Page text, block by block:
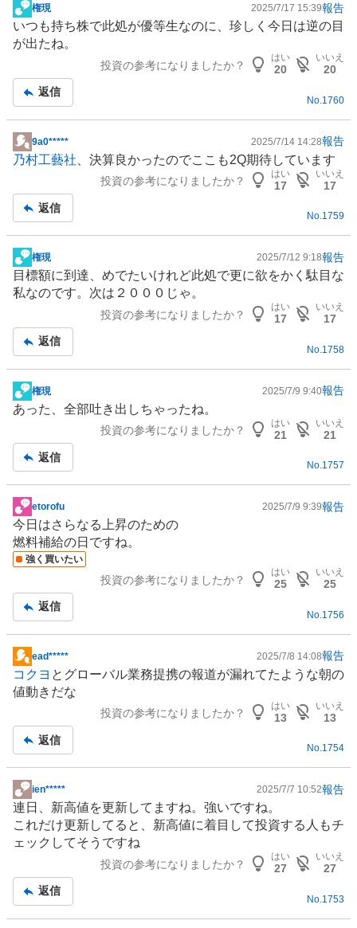
掲
示
板
権現 2025/7/17 15:39報告
いつも持ち株で此処が優等生なのに、珍しく今日は逆の目
が出たね。
投資の参考になりましたか？
はい
20
いいえ
20
返信
No. 1760
掲
示
事
9a0***** 2025/7/14 14:28報告
乃村工藝社 、決算良かったのでここも2Q期待しています
投資の参考になりましたか？
はい
17
いいえ
17
返信
No.1759
掲
示
板
権現 2025/7/12 9:18報告
目標額に到達、めでたいけれど此処で更に欲をかく駄目な
私なのです。次は２０００じゃ。
投資の参考になりましたか？
はい
17
いいえ
17
返信
No. 1758
掲
示
事
権現 2025/7/9 9:40報告
あった、全部吐き出しちゃったね。
投資の参考になりましたか？
はい
21
いいえ
21
返信
No.1757
掲
示
板
記
etorofu 2025/7/9 9:39報告
今日はさらなる上昇のための
燃料補給の日ですね。
強く買いたい
投資の参考になりましたか？
はい
25
いいえ
25
返信
No. 1756
掲
示
板
ead***** 2025/7/8 14:08報告
コクヨ とグローバル業務提携の報道が漏れてたような朝の
値動きだな
投資の参考になりましたか？
はい
13
いいえ
13
返信
No.1754
掲
示
板
記
ien***** 2025/7/7 10:52報告
連日、新高値を更新してますね。強いですね。
これだけ更新してると、新高値に着目して投資する人もチ
ェックしてそうですね
投資の参考になりましたか？
はい
27
いいえ
27
返信
No. 1753